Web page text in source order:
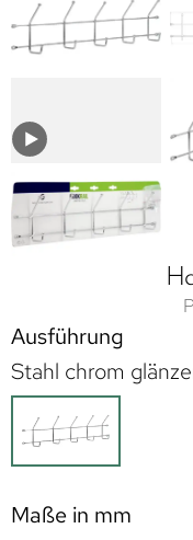
Ausführung
Stahl chrom
Maße in mm